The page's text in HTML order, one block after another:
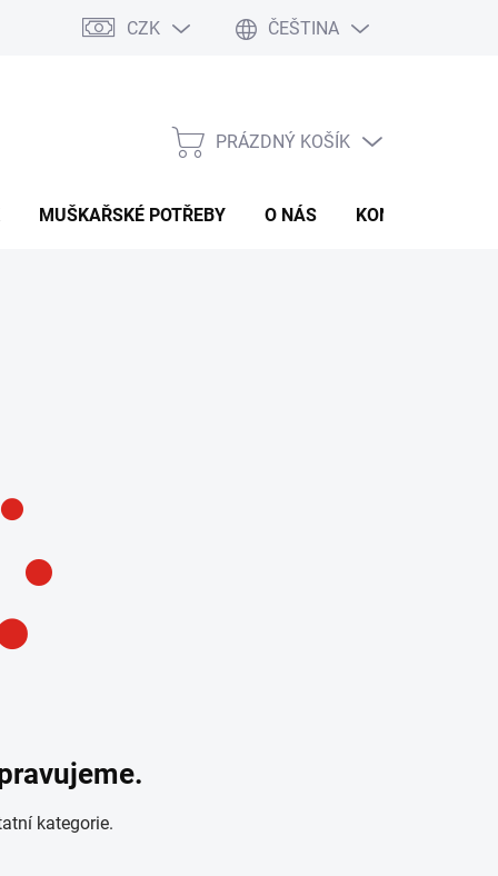
CZK ČEŠTINA
NÁKUPNÍ
PRÁZDNÝ KOŠÍK
MUŠKAŘSKÉ POTŘEBY O NÁS KONTAKTY
kategorie.